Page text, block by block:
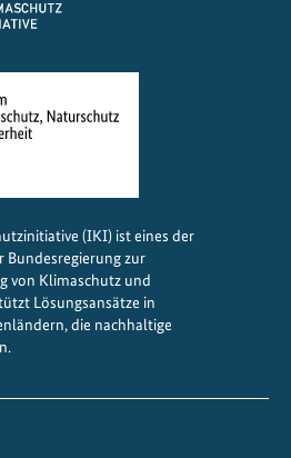
(IKI) ist eines der
zur
von Klimaschutz und
Lösungsansätze in
die nachhaltige